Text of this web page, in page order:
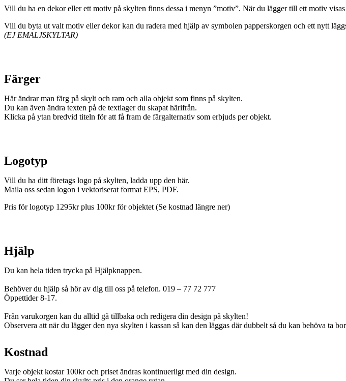
Vill du ha en dekor eller ett motiv på skylten finns dessa i menyn ”motiv”. När du lägger till ett motiv
Vill du byta ut valt motiv eller dekor kan du radera med hjälp av symbolen papperskorgen och ett nytt
(EJ EMALJSKYLTAR)
Färger
Här ändrar man färg på skylt och ram och alla objekt som finns på skylten.
Du kan även ändra texten på de textlager du skapat härifrån.
Klicka på ytan bredvid titeln för att få fram de färgalternativ som erbjuds per objekt.
Logotyp
Vill du ha ditt företags logo på skylten, ladda upp den här.
Maila oss sedan logon i vektoriserat format EPS, PDF.
Pris för logotyp 1295kr plus 100kr för objektet (Se kostnad längre ner)
Hjälp
Du kan hela tiden trycka på Hjälpknappen.
Behöver du hjälp så hör av dig till oss på telefon. 019 – 77 72 777
Öppettider 8-17.
Från varukorgen kan du alltid gå tillbaka och redigera din design på skylten!
Observera att när du lägger den nya skylten i kassan så kan den läggas där dubbelt så du kan behöva ta
Kostnad
Varje objekt kostar 100kr och priset ändras kontinuerligt med din design.